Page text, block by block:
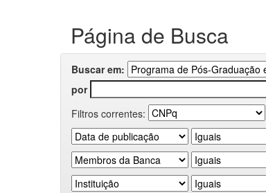
Página de Busca
Buscar em:
por
Filtros correntes: